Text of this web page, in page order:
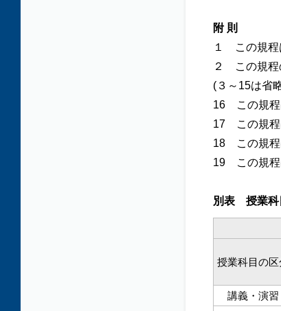
附 則
１ この規程
２ この規程
(３～15は省
16 この規程
17 この規程
18 この規程
19 この規程
別表 授業科
授業科目の区
講義・演習